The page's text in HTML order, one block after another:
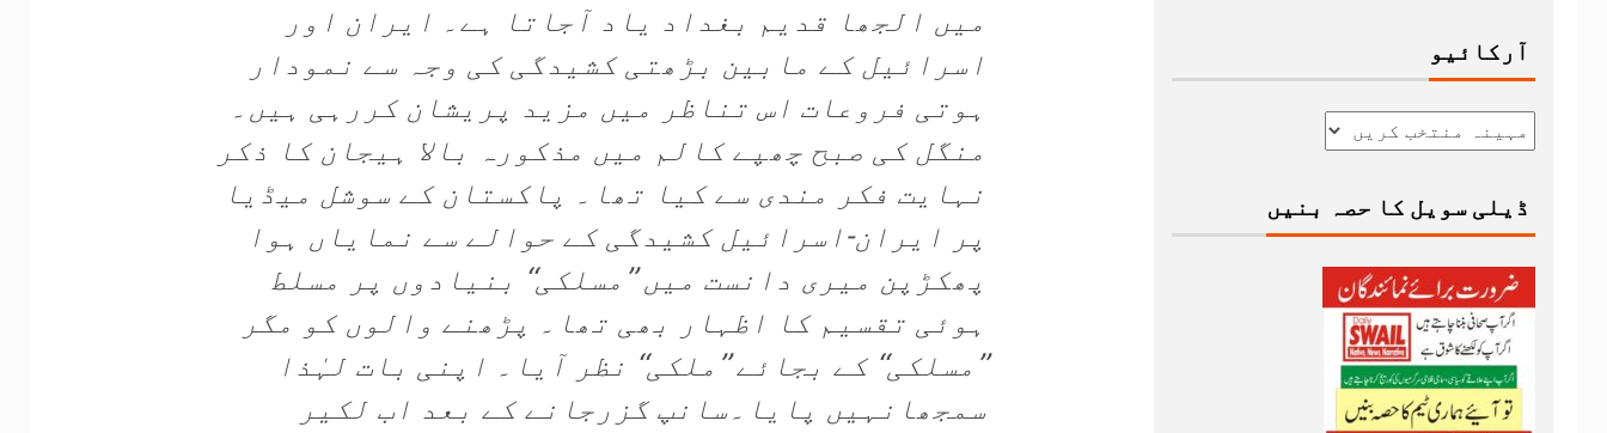
میں الجھا قدیم بغداد یاد آجاتا ہے۔ ایران اور
اسرائیل کے مابین بڑھتی کشیدگی کی وجہ سے نمودار
ہوتی فروعات اس تناظر میں مزید پریشان کررہی ہیں۔
منگل کی صبح چھپے کالم میں مذکورہ بالا ہیجان کا ذکر
نہایت فکر مندی سے کیا تھا۔ پاکستان کے سوشل میڈیا
پر ایران-اسرائیل کشیدگی کے حوالے سے نمایاں ہوا
پھکڑپن میری دانست میں ’’مسلکی‘‘ بنیادوں پر مسلط
ہوئی تقسیم کا اظہار بھی تھا۔ پڑھنے والوں کو مگر
’’مسلکی‘‘ کے بجائے ’’ملکی‘‘ نظر آیا۔ اپنی بات لہٰذا
سمجھانہیں پایا۔سانپ گزرجانے کے بعد اب لکیر
آرکائیو
ڈیلی سویل کا حصہ بنیں